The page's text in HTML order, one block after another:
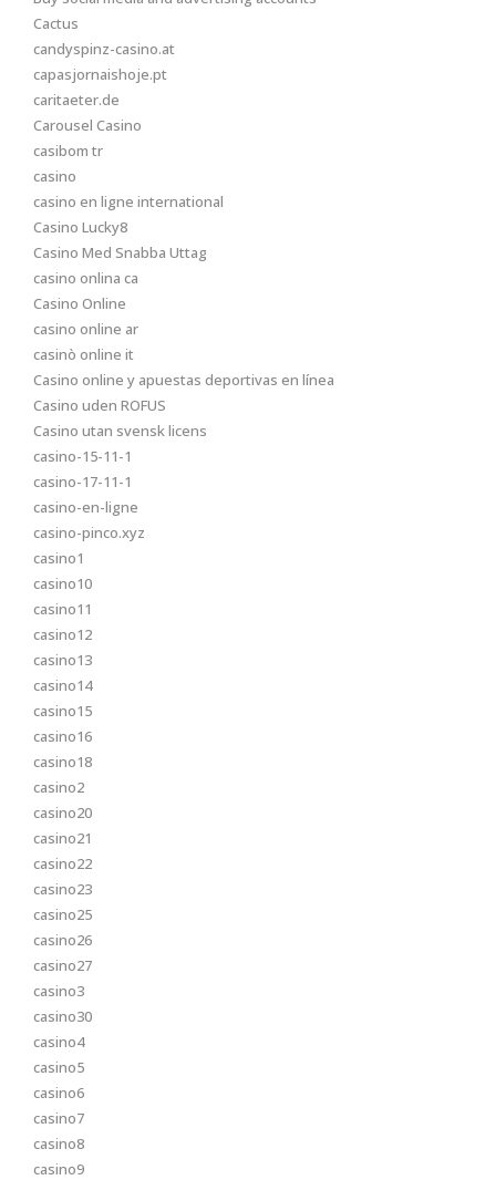
Cactus
candyspinz-casino.at
capasjornaishoje.pt
caritaeter.de
Carousel Casino
casibom tr
casino
casino en ligne international
Casino Lucky8
Casino Med Snabba Uttag
casino onlina ca
Casino Online
casino online ar
casinò online it
Casino online y apuestas deportivas en línea
Casino uden ROFUS
Casino utan svensk licens
casino-15-11-1
casino-17-11-1
casino-en-ligne
casino-pinco.xyz
casino1
casino10
casino11
casino12
casino13
casino14
casino15
casino16
casino18
casino2
casino20
casino21
casino22
casino23
casino25
casino26
casino27
casino3
casino30
casino4
casino5
casino6
casino7
casino8
casino9